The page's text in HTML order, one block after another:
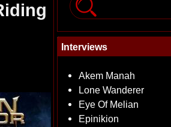
Interviews
Akem Manah
Lone Wanderer
Eye Of Melian
Epinikion